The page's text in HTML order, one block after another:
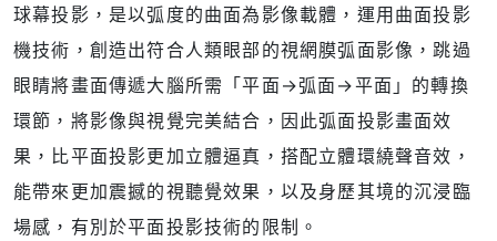
球幕投影，是以弧度的曲面為影像載體，運用曲面投影
機技術，創造出符合人類眼部的視網膜弧面影像，跳過
眼睛將畫面傳遞大腦所需「平面→弧面→平面」的轉換
環節，將影像與視覺完美結合，因此弧面投影畫面效
果，比平面投影更加立體逼真，搭配立體環繞聲音效，
能帶來更加震撼的視聽覺效果，以及身歷其境的沉浸臨
場感，有別於平面投影技術的限制。